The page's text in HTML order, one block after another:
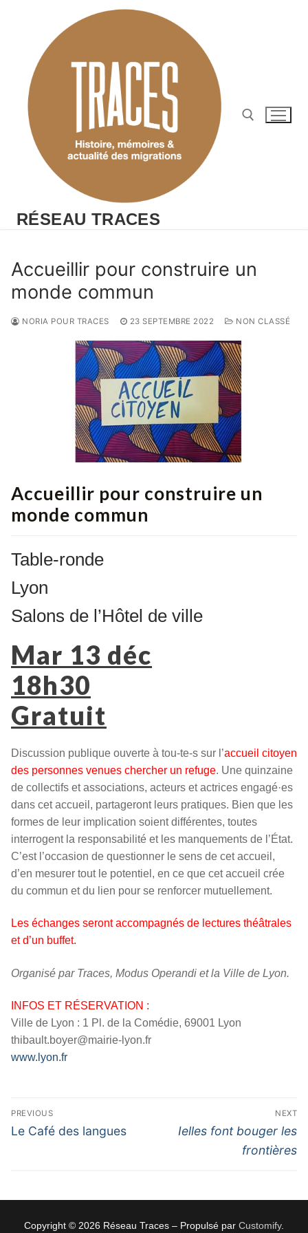
RÉSEAU TRACES
Accueillir pour construire un
monde commun
NORIA POUR TRACES 23 SEPTEMBRE 2022 NON CLASSÉ
Accueillir pour construire un
monde commun
Table-ronde
Lyon
Salons de l’Hôtel de ville
Mar 13 déc
18h30
Gratuit
Discussion publique ouverte à tou-te-s sur l’accueil citoyen
des personnes venues chercher un refuge. Une quinzaine
de collectifs et associations, acteurs et actrices engagé·es
dans cet accueil, partageront leurs pratiques. Bien que les
formes de leur implication soient différentes, toutes
interrogent la responsabilité et les manquements de l’État.
C’est l’occasion de questionner le sens de cet accueil,
d’en mesurer tout le potentiel, en ce que cet accueil crée
du commun et du lien pour se renforcer mutuellement.
Les échanges seront accompagnés de lectures théâtrales
et d’un buffet.
Organisé par Traces, Modus Operandi et la Ville de Lyon.
INFOS ET RÉSERVATION :
Ville de Lyon : 1 Pl. de la Comédie, 69001 Lyon
thibault.boyer@mairie-lyon.fr
www.lyon.fr
Navigation
de
PREVIOUS
Previous
Le Café des langues
NEXT
Next
Ielles font bouger les
frontières
Copyright © 2026 Réseau Traces – Propulsé par Customify.